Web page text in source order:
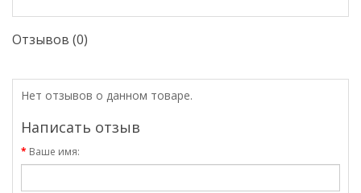
Отзывов (0)
Нет отзывов о данном товаре.
Написать отзыв
Ваше имя: